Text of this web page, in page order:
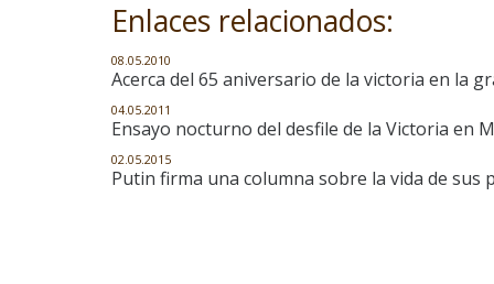
Enlaces relacionados:
08.05.2010
Acerca del 65 aniversario de la victoria en la
04.05.2011
Ensayo nocturno del desfile de la Victoria en
02.05.2015
Putin firma una columna sobre la vida de sus